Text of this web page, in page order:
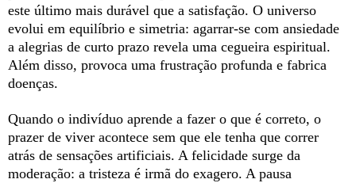
este último mais durável que a satisfação. O universo
evolui em equilíbrio e simetria: agarrar-se com ansiedade
a alegrias de curto prazo revela uma cegueira espiritual.
Além disso, provoca uma frustração profunda e fabrica
doenças.
Quando o indivíduo aprende a fazer o que é correto, o
prazer de viver acontece sem que ele tenha que correr
atrás de sensações artificiais. A felicidade surge da
moderação: a tristeza é irmã do exagero. A pausa